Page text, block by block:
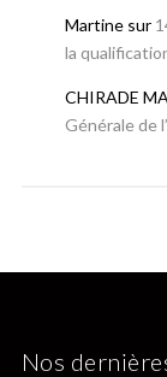
Martinesur
la
CHIRADE
Générale de
Nos